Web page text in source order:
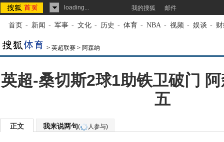
loading... 我的搜狐 邮件
首页 - 新闻 - 军事 - 文化 - 历史 - 体育 - NBA - 视频 - 娱谈 -
> 英超联赛 > 阿森纳
英超-桑切斯2球1助铁卫破门
五
正文 我来说两句( 人参与)